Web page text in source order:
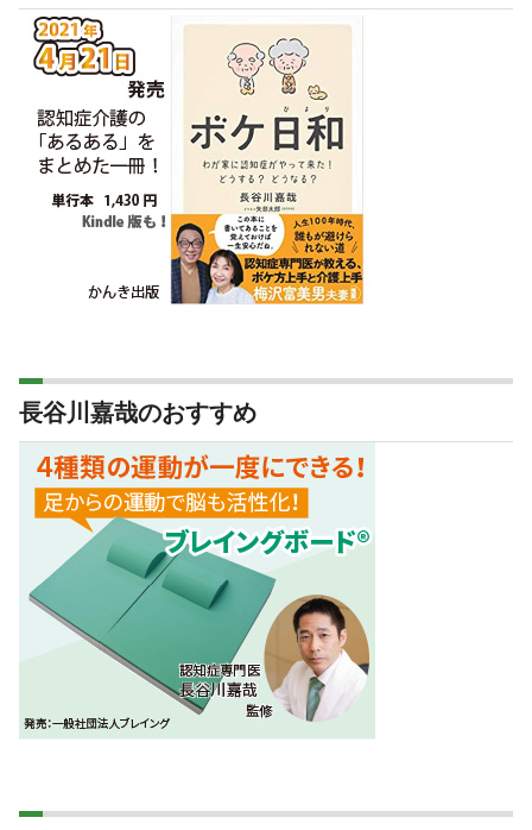
長谷川嘉哉のおすすめ